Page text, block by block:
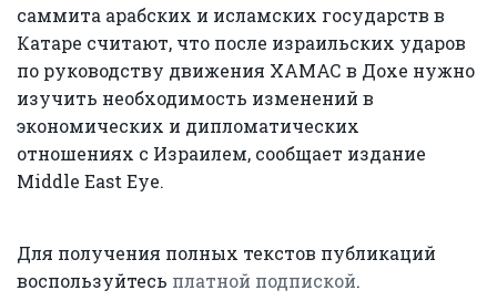
саммита арабских и исламских государств в
Катаре считают, что после израильских ударов
по руководству движения ХАМАС в Дохе нужно
изучить необходимость изменений в
экономических и дипломатических
отношениях с Израилем, сообщает издание
Middle East Eye.
Для получения полных текстов публикаций
воспользуйтесь платной подпиской.